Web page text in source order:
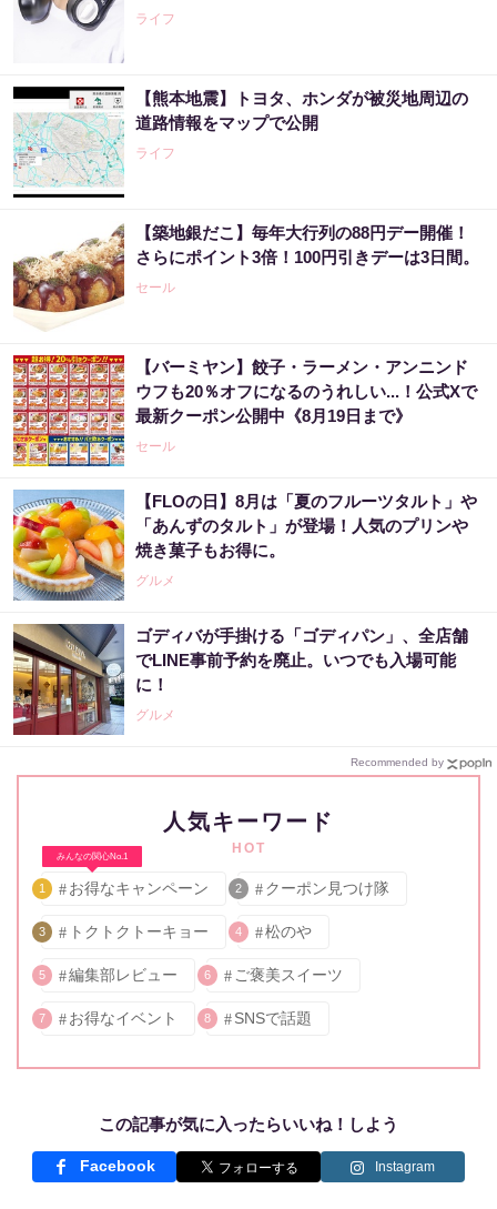
ライフ
【熊本地震】トヨタ、ホンダが被災地周辺の
道路情報をマップで公開
ライフ
【築地銀だこ】毎年大行列の88円デー開催！
さらにポイント3倍！100円引きデーは3日間。
セール
【バーミヤン】餃子・ラーメン・アンニンド
ウフも20％オフになるのうれしい...！公式Xで
最新クーポン公開中《8月19日まで》
セール
【FLOの日】8月は「夏のフルーツタルト」や
「あんずのタルト」が登場！人気のプリンや
焼き菓子もお得に。
グルメ
ゴディバが手掛ける「ゴディパン」、全店舗
でLINE事前予約を廃止。いつでも入場可能
に！
グルメ
Recommended by
人気キーワード
HOT
みんなの関心No.1
1 お得なキャンペーン 2 クーポン見つけ隊
3 トクトクトーキョー 4 松のや
5 編集部レビュー 6 ご褒美スイーツ
7 お得なイベント 8 SNSで話題
この記事が気に入ったらいいね！しよう
Facebook Instagram